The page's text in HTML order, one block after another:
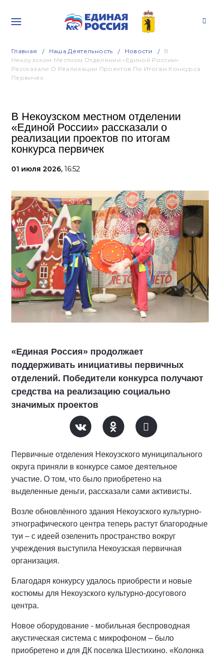
Главная Наша Деятельность Новости
В
Некоузском Местном Отделении «Единой России»
Рассказали О Реализации Проектов По Итогам Конкурса
Первичек
В Некоузском местном отделении
«Единой России» рассказали о
реализации проектов по итогам
конкурса первичек
01 июля 2026, 16:52
«Единая Россия» продолжает
поддерживать инициативы первичных
отделений. Победители конкурса получают
средства на реализацию социально
значимых проектов
Первичные отделения Некоузского муниципального
округа приняли в конкурсе самое деятельное
участие. О том, что было приобретено на
выделенные деньги, рассказали сами активисты.
Возле обновлённого здания Некоузского культурно-
этнографического центра теперь растут благородные
туи – с идеей озеленить пространство вокруг
учреждения выступила Некоузская первичная
организация.
Благодаря конкурсу удалось приобрести и новые
костюмы для Некоузского культурно-досугового
центра.
Новое оборудование - мобильная беспроводная
акустическая система с микрофоном – было
приобретено и для ДК поселка Шестихино. «Колонка